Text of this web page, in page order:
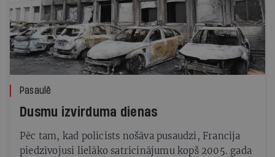
Pasaulē
Dusmu izvirduma dienas
Pēc tam, kad policists nošāva pusaudzi, Francija
piedzīvojusi lielāko satricinājumu kopš 2005. gada